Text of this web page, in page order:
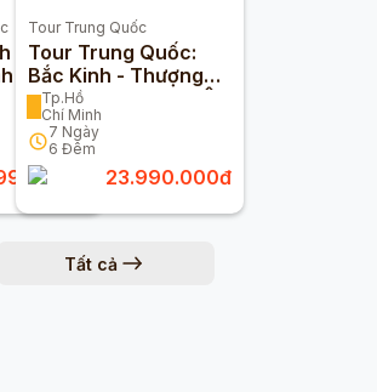
Trung
Đô -
- Lạc
Tour Trung Quốc
Tour Trung Quốc:
Bắc Kinh - Thượng
Hải - Hàng Châu - Ô
Trấn 7n6đ
Tp.Hồ
Chí Minh
7 Ngày
6 Đêm
23.990.000đ
Tất cả